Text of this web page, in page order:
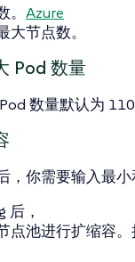
Azure
大节点数。
Pod 数量
数量默认为 110
，你需要输入最小
后，
点池进行扩缩容。